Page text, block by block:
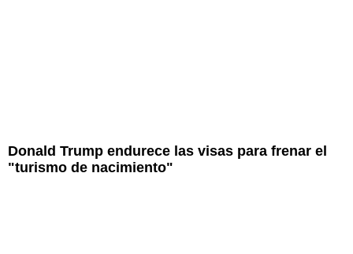
Donald Trump endurece las visas para frenar el
"turismo de nacimiento"